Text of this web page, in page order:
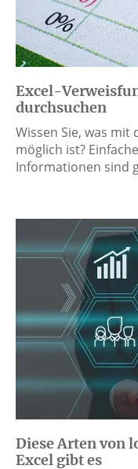
Excel-
durchsuchen
Wissen Sie, was mit
möglich ist?
Informationen sind
Diese Arten von
Excel gibt es